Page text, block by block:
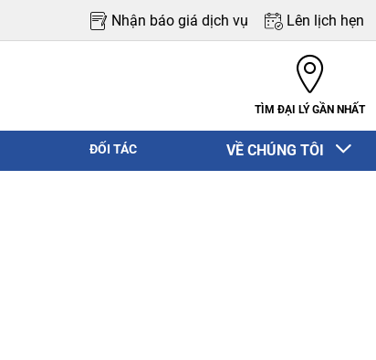
Nhận báo giá dịch vụ Lên lịch hẹn
TÌM ĐẠI LÝ GẦN NHẤT
ĐỐI TÁC VỀ CHÚNG TÔI